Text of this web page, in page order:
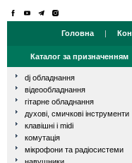
Головна |
Каталог за призначенням
dj обладнання
відеообладнання
гітарне обладнання
духові, смичкові інструменти
клавішні і midi
комутація
мікрофони та радіосистеми